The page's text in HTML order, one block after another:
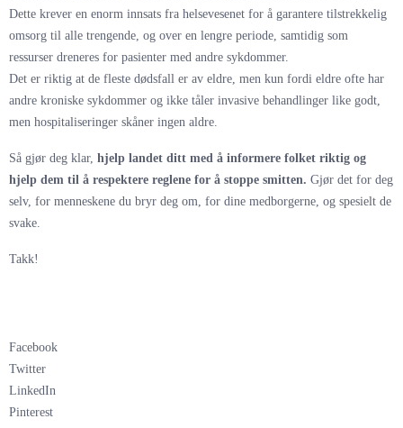
Dette krever en enorm innsats fra helsevesenet for å garantere tilstrekkelig
omsorg til alle trengende, og over en lengre periode, samtidig som
ressurser dreneres for pasienter med andre sykdommer.
Det er riktig at de fleste dødsfall er av eldre, men kun fordi eldre ofte har
andre kroniske sykdommer og ikke tåler invasive behandlinger like godt,
men hospitaliseringer skåner ingen aldre.
Så gjør deg klar, hjelp landet ditt med å informere folket riktig og
hjelp dem til å respektere reglene for å stoppe smitten. Gjør det for deg
selv, for menneskene du bryr deg om, for dine medborgerne, og spesielt de
svake.
Takk!
Facebook
Twitter
LinkedIn
Pinterest